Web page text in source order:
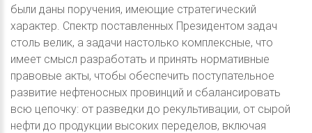
были даны поручения, имеющие стратегический
характер. Спектр поставленных Президентом задач
столь велик, а задачи настолько комплексные, что
имеет смысл разработать и принять нормативные
правовые акты, чтобы обеспечить поступательное
развитие нефтеносных провинций и сбалансировать
всю цепочку: от разведки до рекультивации, от сырой
нефти до продукции высоких переделов, включая